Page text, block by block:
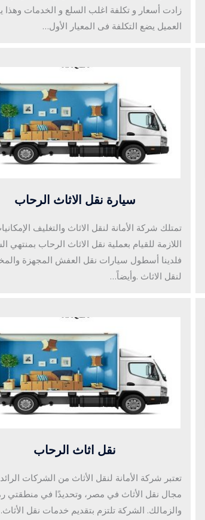
زادت أسعار و تكلفة اغلب السلع و الخدمات وهذا
العميل يضع التكلفة فى المعيار الأول…
سيارة نقل الاثاث الرحاب
تمتلك شركة الأمانة لنقل الاثاث والتغليف
اللازمة للقيام بعملية نقل الاثاث الرحاب بمنتهي
فلدينا أسطول سيارات نقل العفش المجهزة
لنقل الاثاث .وأيضاً…
نقل اثاث الرحاب
تعتبر شركة الأمانة لنقل الأثاث من الشركات
مجال نقل الأثاث في مصر، وتحديدًا في
والزمالك. الشركة تلتزم بتقديم خدمات نقل